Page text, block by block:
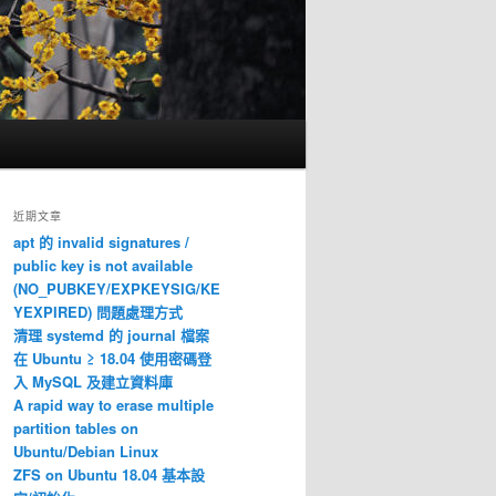
近期文章
apt 的 invalid signatures /
public key is not available
(NO_PUBKEY/EXPKEYSIG/KE
YEXPIRED) 問題處理方式
清理 systemd 的 journal 檔案
在 Ubuntu ≥ 18.04 使用密碼登
入 MySQL 及建立資料庫
A rapid way to erase multiple
partition tables on
Ubuntu/Debian Linux
ZFS on Ubuntu 18.04 基本設